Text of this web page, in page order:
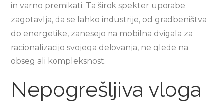
in varno premikati. Ta širok spekter uporabe
zagotavlja, da se lahko industrije, od gradbeništva
do energetike, zanesejo na mobilna dvigala za
racionalizacijo svojega delovanja, ne glede na
obseg ali kompleksnost.
Nepogrešljiva vloga